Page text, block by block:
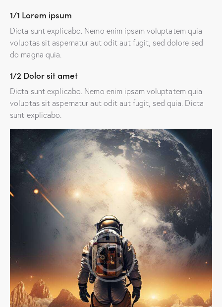
1/1 Lorem ipsum
Dicta sunt explicabo. Nemo enim ipsam voluptatem quia
voluptas sit aspernatur aut odit aut fugit, sed dolore sed
do magna quia.
1/2 Dolor sit amet
Dicta sunt explicabo. Nemo enim ipsam voluptatem quia
voluptas sit aspernatur aut odit aut fugit, sed quia. Dicta
sunt explicabo.